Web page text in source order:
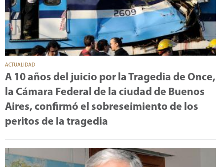
ACTUALIDAD
A 10 años del juicio por la Tragedia de Once,
la Cámara Federal de la ciudad de Buenos
Aires, confirmó el sobreseimiento de los
peritos de la tragedia